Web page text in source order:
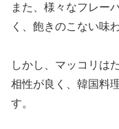
また、様々なフレー
く、飽きのこない味
しかし、マッコリは
相性が良く、韓国料
す。